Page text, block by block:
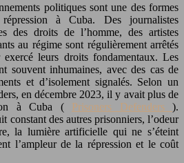
politiques sont une des formes
à Cuba. Des journalistes
des droits de l’homme, des artistes
au régime sont régulièrement arrêtés
leurs droits fondamentaux. Les
souvent inhumaines, avec des cas de
et d’isolement signalés. Selon un
en décembre 2023, il y avait plus de
à Cuba ( Prisoners Defenders ).
constant des autres prisonniers, l’odeur
la lumière artificielle qui ne s’éteint
l’ampleur de la répression et le coût